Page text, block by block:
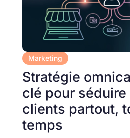
Marketing
Stratégie
clé pour séduire
clients partout,
temps